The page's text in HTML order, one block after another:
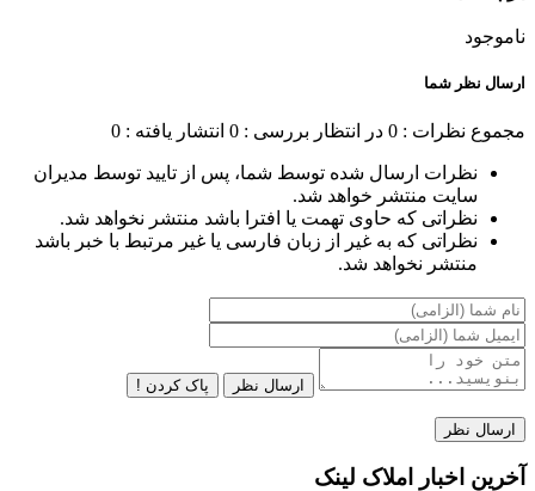
ناموجود
ارسال نظر شما
مجموع نظرات : 0 در انتظار بررسی : 0 انتشار یافته : 0
نظرات ارسال شده توسط شما، پس از تایید توسط مدیران
سایت منتشر خواهد شد.
نظراتی که حاوی تهمت یا افترا باشد منتشر نخواهد شد.
نظراتی که به غیر از زبان فارسی یا غیر مرتبط با خبر باشد
منتشر نخواهد شد.
ارسال نظر پاک کردن !
آخرین اخبار املاک لینک